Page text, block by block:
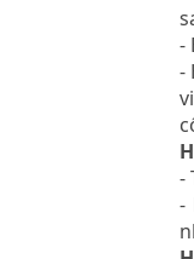
-
-
-
-